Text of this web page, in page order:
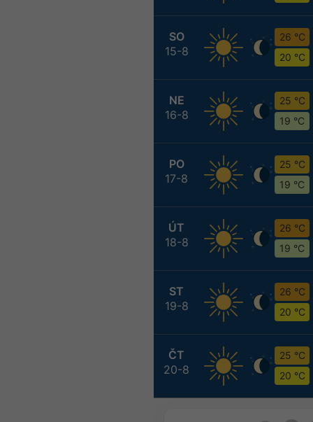
SO
15-8
26 °C
20 °C
NE
16-8
25 °C
19 °C
PO
17-8
25 °C
19 °C
ÚT
18-8
26 °C
19 °C
ST
19-8
26 °C
20 °C
ČT
20-8
25 °C
20 °C